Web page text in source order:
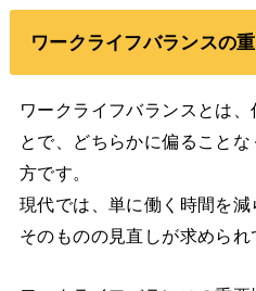
ワークライフバランスの
ワークライフバランスとは
とで、どちらかに偏ること
方です。
現代では、単に働く時間を
そのものの見直しが求められ